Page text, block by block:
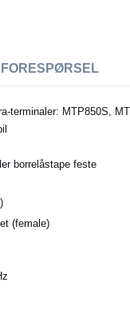
FORESPØRSEL
terminaler: MTP850S,
borrelåstape feste
(female)